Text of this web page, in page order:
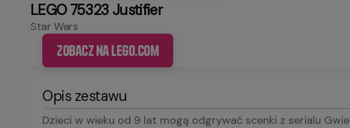
LEGO 75323 Justifier
Star Wars
Zobacz na LEGO.com
Opis zestawu
Dzieci w wieku od 9 lat mogą odgrywać scenki z serialu